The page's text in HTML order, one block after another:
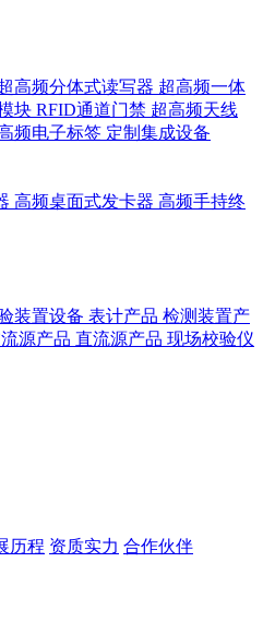
高频分体式读写器 超高频一体
块 RFID通道门禁 超高频天线
频电子标签 定制集成设备
高频桌面式发卡器 高频手持终
装置设备 表计产品 检测装置产
源产品 直流源产品 现场校验仪
历程 资质实力 合作伙伴